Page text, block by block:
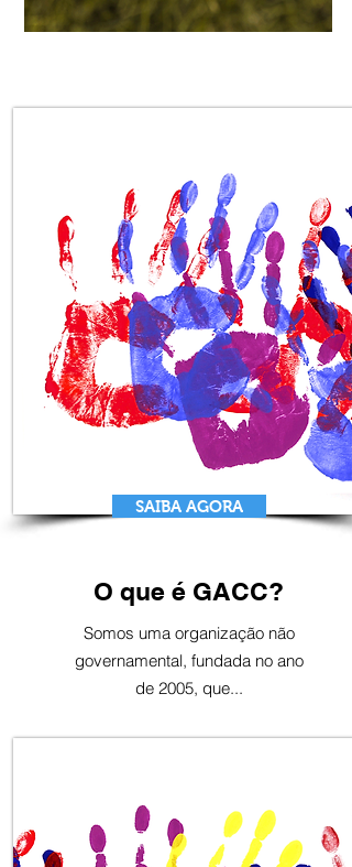
SAIBA AGORA
O que é GACC?
Somos uma organização não
governamental, fundada no ano
de 2005, que...